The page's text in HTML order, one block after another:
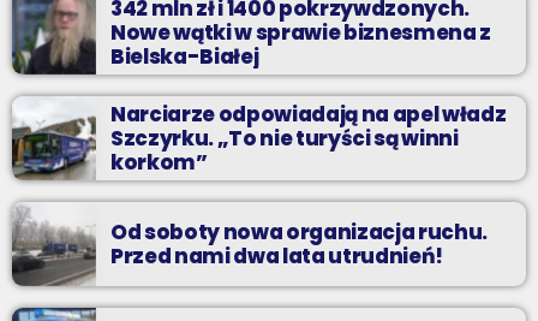
342 mln zł i 1400 pokrzywdzonych.
Nowe wątki w sprawie biznesmena z
Bielska-Białej
Narciarze odpowiadają na apel władz
Szczyrku. „To nie turyści są winni
korkom”
Od soboty nowa organizacja ruchu.
Przed nami dwa lata utrudnień!